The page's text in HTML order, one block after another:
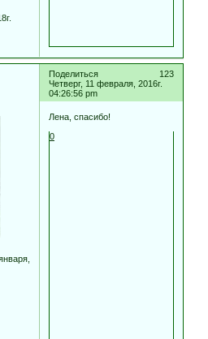
Поделиться
123
Четверг, 11 февраля, 2016г.
04:26:56 pm
Лена, спасибо!
0